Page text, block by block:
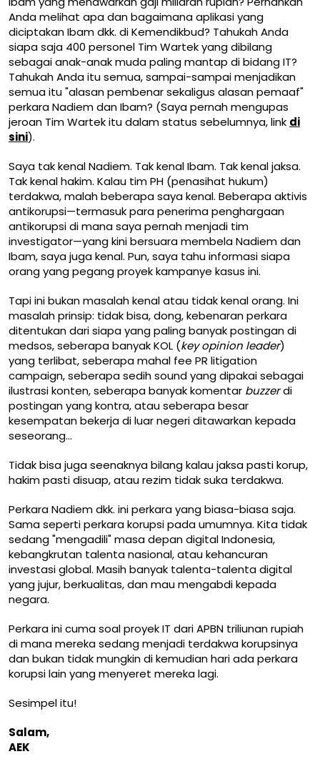
Anda melihat apa dan bagaimana aplikasi yang
diciptakan Ibam dkk. di Kemendikbud? Tahukah Anda
siapa saja 400 personel Tim Wartek yang dibilang
sebagai anak-anak muda paling mantap di bidang IT?
Tahukah Anda itu semua, sampai-sampai menjadikan
semua itu "alasan pembenar sekaligus alasan pemaaf"
perkara Nadiem dan Ibam? (Saya pernah mengupas
jeroan Tim Wartek itu dalam status sebelumnya, link di
sini).
Saya tak kenal Nadiem. Tak kenal Ibam. Tak kenal jaksa.
Tak kenal hakim. Kalau tim PH (penasihat hukum)
terdakwa, malah beberapa saya kenal. Beberapa aktivis
antikorupsi—termasuk para penerima penghargaan
antikorupsi di mana saya pernah menjadi tim
investigator—yang kini bersuara membela Nadiem dan
Ibam, saya juga kenal. Pun, saya tahu informasi siapa
orang yang pegang proyek kampanye kasus ini.
Tapi ini bukan masalah kenal atau tidak kenal orang. Ini
masalah prinsip: tidak bisa, dong, kebenaran perkara
ditentukan dari siapa yang paling banyak postingan di
medsos, seberapa banyak KOL (key opinion leader)
yang terlibat, seberapa mahal fee PR litigation
campaign, seberapa sedih sound yang dipakai sebagai
ilustrasi konten, seberapa banyak komentar buzzerdi
postingan yang kontra, atau seberapa besar
kesempatan bekerja di luar negeri ditawarkan kepada
seseorang...
Tidak bisa juga seenaknya bilang kalau jaksa pasti korup,
hakim pasti disuap, atau rezim tidak suka terdakwa.
Perkara Nadiem dkk. ini perkara yang biasa-biasa saja.
Sama seperti perkara korupsi pada umumnya. Kita tidak
sedang "mengadili" masa depan digital Indonesia,
kebangkrutan talenta nasional, atau kehancuran
investasi global. Masih banyak talenta-talenta digital
yang jujur, berkualitas, dan mau mengabdi kepada
negara.
Perkara ini cuma soal proyek IT dari APBN triliunan rupiah
di mana mereka sedang menjadi terdakwa korupsinya
dan bukan tidak mungkin di kemudian hari ada perkara
korupsi lain yang menyeret mereka lagi.
Sesimpel itu!
Salam,
AEK